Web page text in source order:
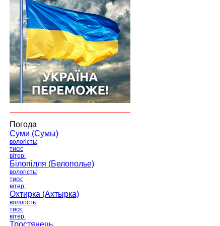
Погода
Суми (Сумы)
вологість:
тиск:
вітер:
Білопілля (Белополье)
вологість:
тиск:
вітер:
Охтирка (Ахтырка)
вологість:
тиск:
вітер:
Тростянець